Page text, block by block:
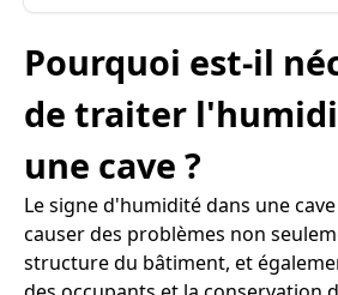
Pourquoi est-il
de traiter
une cave ?
Le signe d'humidité dans une
causer des problèmes non
structure du bâtiment, et